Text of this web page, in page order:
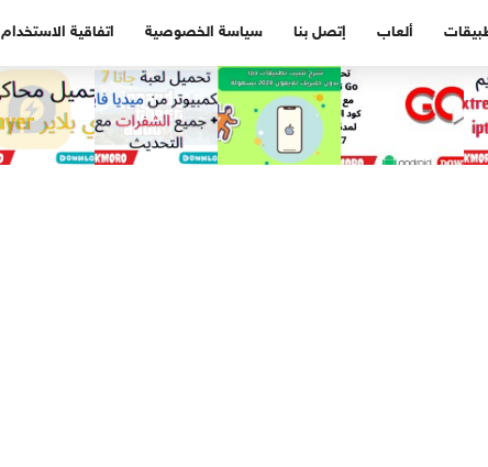
ألعاب إتصل بنا سياسة الخصوصية اتفاقية الاستخدام